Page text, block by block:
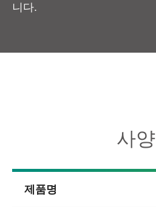
니다.
사양
제품명